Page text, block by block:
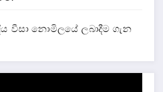
වීසා නොමිලයේ ලබාදීම ගැන